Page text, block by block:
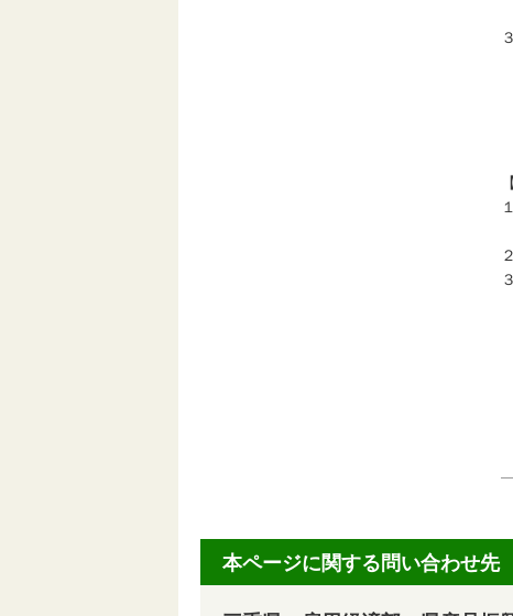
本ページに関する問い合わせ先